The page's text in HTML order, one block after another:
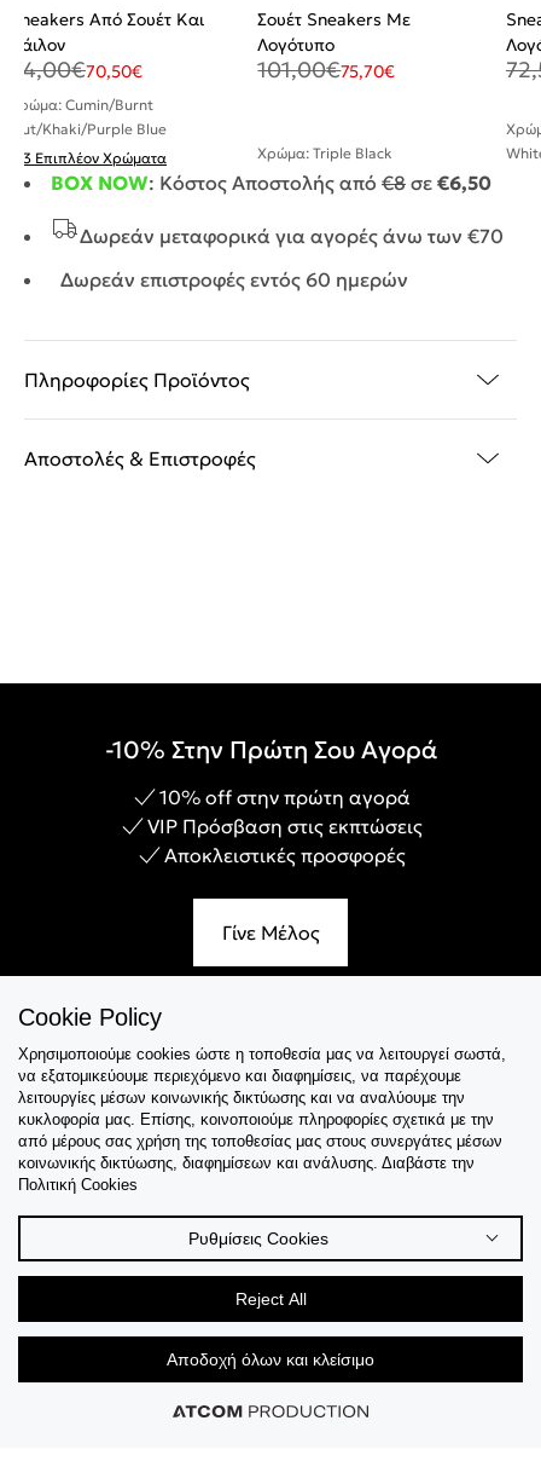
Sneakers Από Σουέτ Και
Νάιλον
94,00€70,50€
Χρώμα: Cumin/Burnt
Out/Khaki/Purple Blue
+ 3 Επιπλέον Χρώματα
Σουέτ Sneakers Με
Λογότυπο
101,00€75,70€
Χρώμα: Triple Black
BOX NOW: Κόστος Αποστολής από €8 σε €6,50
Δωρεάν μεταφορικά για αγορές άνω των €70
Δωρεάν επιστροφές εντός 60 ημερών
Πληροφορίες Προϊόντος
Αποστολές & Επιστροφές
-10% Στην Πρώτη Σου Αγορά
10% off στην πρώτη αγορά
VIP Πρόσβαση στις εκπτώσεις
Αποκλειστικές προσφορές
Γίνε Μέλος
Εξυπηρέτηση
Collections
Tips & Guides
Cookie Policy
Χρησιμοποιούμε cookies ώστε η τοποθεσία μας να λειτουργεί σωστά,
να εξατομικεύουμε περιεχόμενο και διαφημίσεις, να παρέχουμε
λειτουργίες μέσων κοινωνικής δικτύωσης και να αναλύουμε την
κυκλοφορία μας. Επίσης, κοινοποιούμε πληροφορίες σχετικά με την
από μέρους σας χρήση της τοποθεσίας μας στους συνεργάτες μέσων
κοινωνικής δικτύωσης, διαφημίσεων και ανάλυσης. Διαβάστε την
Πολιτική Cookies
Ρυθμίσεις Cookies
Reject All
Αποδοχή όλων και κλείσιμο